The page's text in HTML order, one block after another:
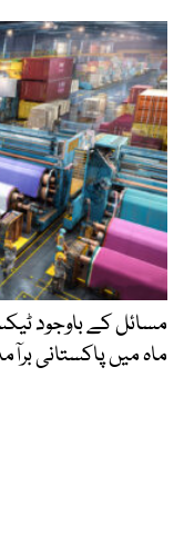
مسائل کے باوجود
ماہ میں پاکستانی برآمدات 1.83 ارب